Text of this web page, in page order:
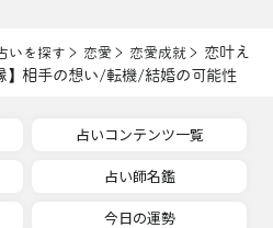
いを探す 恋愛 恋愛成就
恋叶え
】相手の想い/転機/結婚の可能性
占いコンテンツ一覧
占い師名鑑
今日の運勢